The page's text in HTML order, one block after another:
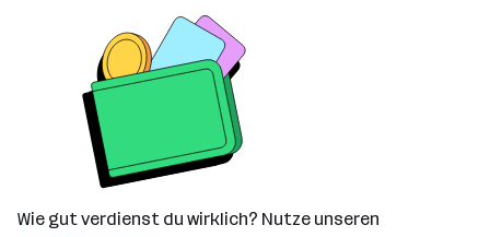
Wie gut verdienst du wirklich? Nutze unseren